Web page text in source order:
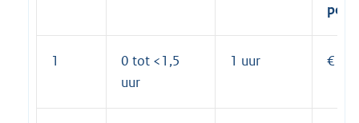
per
1
0 tot <1,5
uur
1 uur €